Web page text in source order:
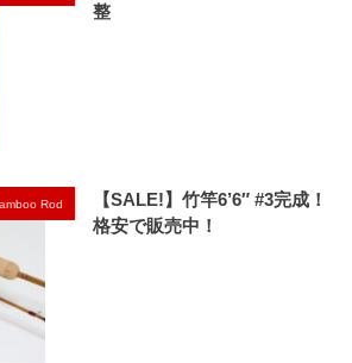
整
Rod
【SALE!】竹竿6’6″ #3完成！
格安で販売中！